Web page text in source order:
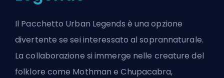
Il Pacchetto Urban Legends è una opzione
divertente se sei interessato al soprannaturale.
La collaborazione si immerge nelle creature del
folklore come Mothman e Chupacabra,